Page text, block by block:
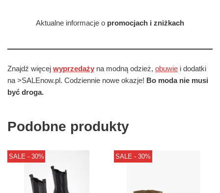
Aktualne informacje o promocjach i zniżkach
Znajdź więcej wyprzedaży na modną odzież, obuwie i dodatki
na >SALEnow.pl. Codziennie nowe okazje! Bo moda nie musi
być droga.
Podobne produkty
SALE - 30% SALE - 30%